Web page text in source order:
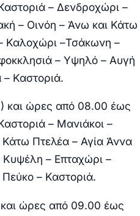
– Δενδροχώρι –
– Οινόη – Άνω και Κάτω
Καλοχώρι –Τσάκωνη –
– Υψηλό – Αυγή
– Καστοριά.
και ώρες από 08.00 έως
– Μανιάκοι –
Πτελέα – Αγία Άννα
Κυψέλη – Επταχώρι –
– Καστοριά.
ώρες από 09.00 έως